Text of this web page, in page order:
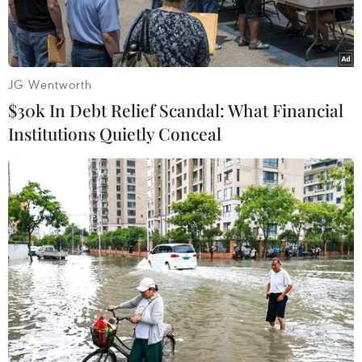
Ảnh minh họa. (Ảnh: Vietnam+)
Theo nguồn tin của VietnamPlus, Ngân hàng
Nhà nước đã có văn bản chấp thuận cho một số
ngân hàng được nới "room" tín dụng trong
những tháng cuối năm.
JG Wentworth
$30k In Debt Relief Scandal: What Financial
Institutions Quietly Conceal